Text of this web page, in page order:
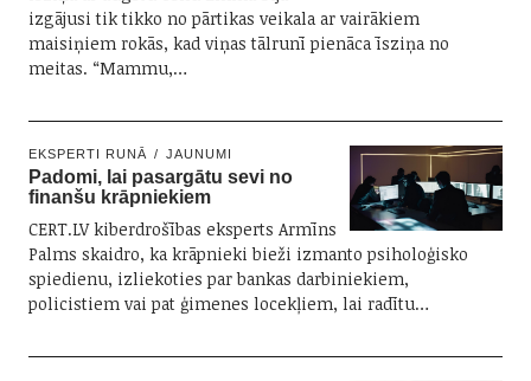
izgājusi tik tikko no pārtikas veikala ar vairākiem
maisiņiem rokās, kad viņas tālrunī pienāca īsziņa no
meitas. “Mammu,…
EKSPERTI RUNĀ JAUNUMI
Padomi, lai pasargātu sevi no
finanšu krāpniekiem
CERT.LV kiberdrošības eksperts Armīns
Palms skaidro, ka krāpnieki bieži izmanto psiholoģisko
spiedienu, izliekoties par bankas darbiniekiem,
policistiem vai pat ģimenes locekļiem, lai radītu…